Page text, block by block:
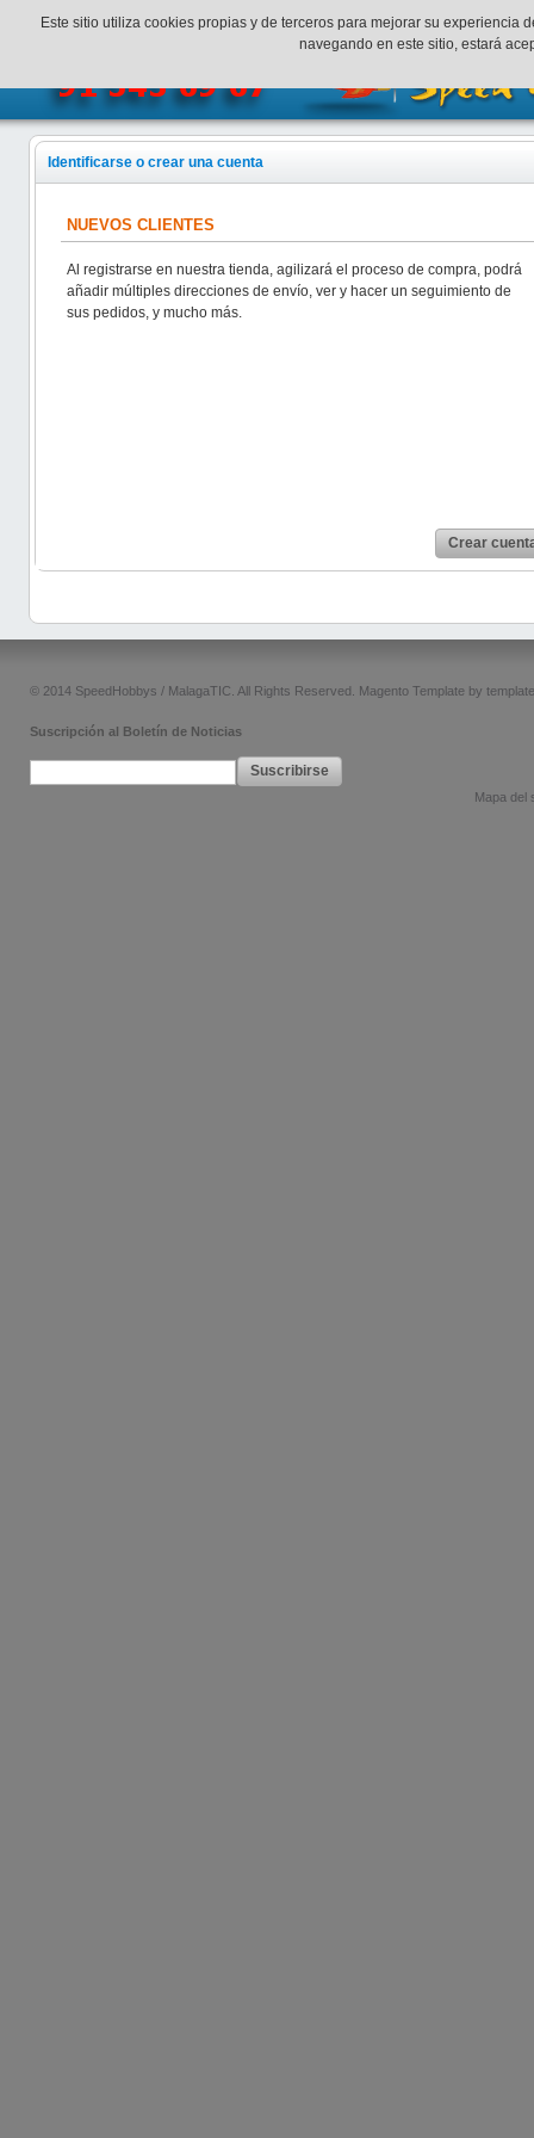
¡Bienvenidos a SpeedHobbys! Mi cuenta Finalizar
Identificarse o crear una cuenta
NUEVOS CLIENTES
Al registrarse en nuestra tienda, agilizará el proceso de compra, podrá
añadir múltiples direcciones de envío, ver y hacer un seguimiento de
sus pedidos, y mucho más.
Crear
© 2014 SpeedHobbys / MalagaTIC. All Rights Reserved. Magento Template by
Suscripción al Boletín de Noticias
Suscribirse
Mapa del
Este sitio utiliza cookies propias y de terceros para mejorar su
navegando en este sitio, estará